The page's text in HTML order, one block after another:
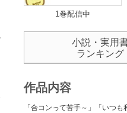
1巻配信中
小説・実用
ランキング
作品内容
「合コンって苦手～」「いつ